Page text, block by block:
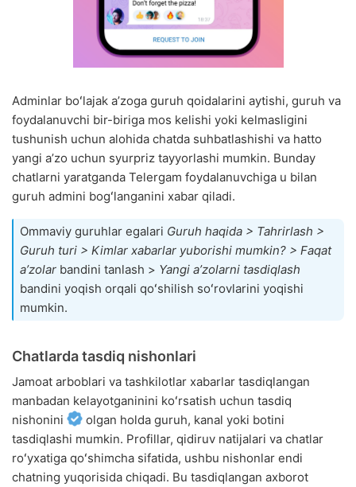
Adminlar boʻlajak aʼzoga guruh qoidalarini aytishi, guruh va
foydalanuvchi bir-biriga mos kelishi yoki kelmasligini
tushunish uchun alohida chatda suhbatlashishi va hatto
yangi aʼzo uchun syurpriz tayyorlashi mumkin. Bunday
chatlarni yaratganda Telergam foydalanuvchiga u bilan
guruh admini bogʻlanganini xabar qiladi.
Ommaviy guruhlar egalari Guruh haqida > Tahrirlash >
Guruh turi > Kimlar xabarlar yuborishi mumkin? > Faqat
aʼzolar bandini tanlash > Yangi aʼzolarni tasdiqlash
bandini yoqish orqali qoʻshilish soʻrovlarini yoqishi
mumkin.
Chatlarda tasdiq nishonlari
Jamoat arboblari va tashkilotlar xabarlar tasdiqlangan
manbadan kelayotganinini koʻrsatish uchun tasdiq
nishonini
olgan holda guruh, kanal yoki botini
tasdiqlashi mumkin. Profillar, qidiruv natijalari va chatlar
roʻyxatiga qoʻshimcha sifatida, ushbu nishonlar endi
chatning yuqorisida chiqadi. Bu tasdiqlangan axborot